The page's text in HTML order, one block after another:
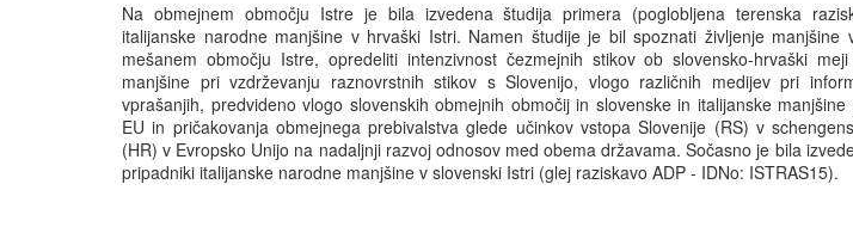
Na obmejnem območju Istre je bila izvedena študija primera (poglobljena terenska
italijanske narodne manjšine v hrvaški Istri. Namen študije je bil spoznati življenje manjšine
mešanem območju Istre, opredeliti intenzivnost čezmejnih stikov ob slovensko-hrvaški
manjšine pri vzdrževanju raznovrstnih stikov s Slovenijo, vlogo različnih medijev pri
vprašanjih, predvideno vlogo slovenskih obmejnih območij in slovenske in italijanske
EU in pričakovanja obmejnega prebivalstva glede učinkov vstopa Slovenije (RS) v
(HR) v Evropsko Unijo na nadaljnji razvoj odnosov med obema državama. Sočasno je bila
pripadniki italijanske narodne manjšine v slovenski Istri (glej raziskavo ADP - IDNo: ISTRAS15).